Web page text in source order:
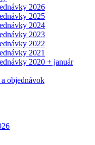
2026
2025
2024
2023
2022
2021
2020 + január
objednávok